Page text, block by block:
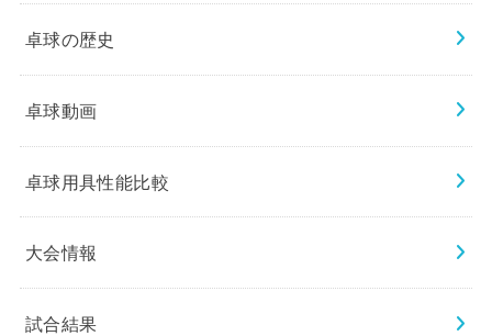
卓球の歴史
卓球動画
卓球用具性能比較
大会情報
試合結果